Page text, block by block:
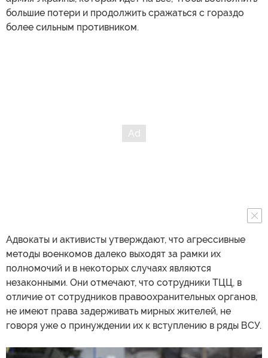
большие потери и продолжить сражаться с гораздо
более сильным противником.
Адвокаты и активисты утверждают, что агрессивные
методы военкомов далеко выходят за рамки их
полномочий и в некоторых случаях являются
незаконными. Они отмечают, что сотрудники ТЦЦ, в
отличие от сотрудников правоохранительных органов,
не имеют права задерживать мирных жителей, не
говоря уже о принуждении их к вступлению в ряды ВСУ.